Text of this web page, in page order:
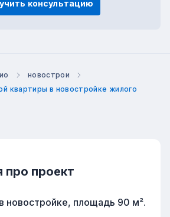
консультацию
новострои
квартиры в новостройке жилого
проект
в новостройке, площадь 90 м².